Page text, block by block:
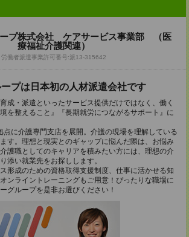
ープ株式会社 ケアサービス事業部 （医
療福祉介護関連）
労働者派遣事業許可番号:派13-315642
プは日本初の人材派遣会社です
成・派遣といったサービス提供だけではなく、働く
を整えること』『長期就労につながるサポート』に
に介護専門支店を展開。介護の現場を理解している
す。理想と現実とのギャップに悩んだ際は、お悩み
護職としてのキャリアを積みたい方には、理想の介
添い就業先をお探しします。
形成のための資格取得支援制度、仕事に活かせる知
ンライントレーニングもご用意！ぴったりな職場に
グループを是非お選びください！